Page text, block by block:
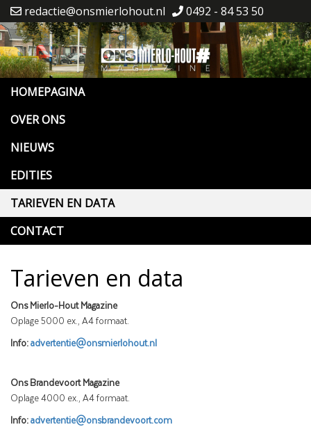
redactie@onsmierlohout.nl 0492 - 84 53 50
HOMEPAGINA
OVER ONS
NIEUWS
EDITIES
TARIEVEN EN DATA
CONTACT
Tarieven en data
Ons Mierlo-Hout Magazine
Oplage 5000 ex., A4 formaat.
Info:advertentie@onsmierlohout.nl
Ons Brandevoort Magazine
Oplage 4000 ex., A4 formaat.
Info:advertentie@onsbrandevoort.com